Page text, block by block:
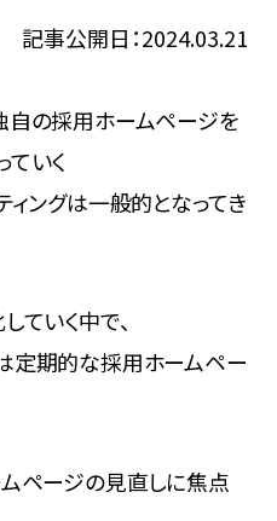
記事公開日：2024.03.21
自の採用ホームページを
いく
ィングは一般的となってき
ていく中で、
定期的な採用ホームペー
ページの見直しに焦点